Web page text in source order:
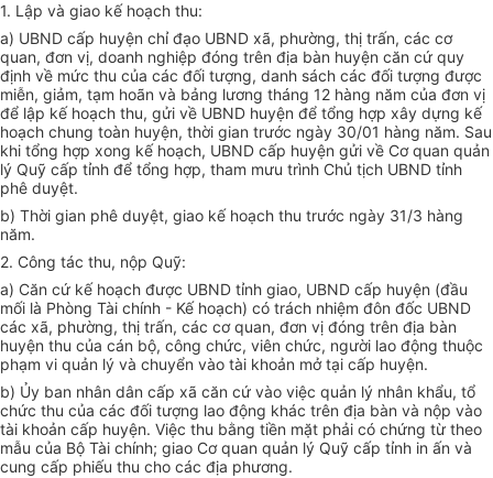
1. Lập và giao kế hoạch thu:
a) UBND cấp huyện chỉ đạo UBND xã, phường, thị trấn, các cơ
quan, đơn vị, doanh nghiệp đóng trên địa bàn huyện căn cứ quy
định về mức thu của các đối tượng, danh sách các đối tượng được
miễn, giảm, tạm hoãn và bảng lương tháng 12 hàng năm của đơn vị
để lập kế hoạch thu, gửi về UBND huyện để tổng hợp xây dựng kế
hoạch chung toàn huyện, thời gian trước ngày 30/01 hàng năm. Sau
khi tổng hợp xong kế hoạch, UBND cấp huyện gửi về Cơ quan quản
lý Quỹ cấp tỉnh để tổng hợp, tham mưu trình Chủ tịch UBND tỉnh
phê duyệt.
b) Thời gian phê duyệt, giao kế hoạch thu trước ngày 31/3 hàng
năm.
2. Công tác thu, nộp Quỹ:
a) Căn cứ kế hoạch được UBND tỉnh giao, UBND cấp huyện (đầu
mối là Phòng Tài chính - Kế hoạch) có trách nhiệm đôn đốc UBND
các xã, phường, thị trấn, các cơ quan, đơn vị đóng trên địa bàn
huyện thu của cán bộ, công chức, viên chức, người lao động thuộc
phạm vi quản lý và chuyển vào tài khoản mở tại cấp huyện.
b) Ủy ban nhân dân cấp xã căn cứ vào việc quản lý nhân khẩu, tổ
chức thu của các đối tượng lao động khác trên địa bàn và nộp vào
tài khoản cấp huyện. Việc thu bằng tiền mặt phải có chứng từ theo
mẫu của Bộ Tài chính; giao Cơ quan quản lý Quỹ cấp tỉnh in ấn và
cung cấp phiếu thu cho các địa phương.